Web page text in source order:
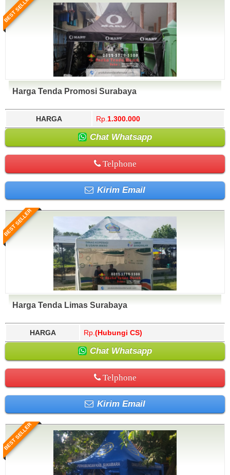
BEST SELLER
Harga Tenda Promosi Surabaya
HARGA Rp. 1.300.000
Chat Whatsapp
Telphone
Kirim Email
BEST SELLER
Harga Tenda Limas Surabaya
HARGA Rp. (Hubungi CS)
Chat Whatsapp
Telphone
Kirim Email
BEST SELLER